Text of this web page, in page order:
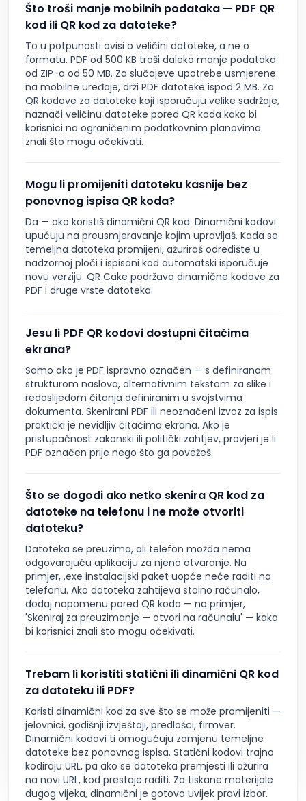
Što troši manje mobilnih podataka — PDF QR
kod ili QR kod za datoteke?
To u potpunosti ovisi o veličini datoteke, a ne o
formatu. PDF od 500 KB troši daleko manje podataka
od ZIP-a od 50 MB. Za slučajeve upotrebe usmjerene
na mobilne uređaje, drži PDF datoteke ispod 2 MB. Za
QR kodove za datoteke koji isporučuju velike sadržaje,
naznači veličinu datoteke pored QR koda kako bi
korisnici na ograničenim podatkovnim planovima
znali što mogu očekivati.
Mogu li promijeniti datoteku kasnije bez
ponovnog ispisa QR koda?
Da — ako koristiš dinamični QR kod. Dinamični kodovi
upućuju na preusmjeravanje kojim upravljaš. Kada se
temeljna datoteka promijeni, ažuriraš odredište u
nadzornoj ploči i ispisani kod automatski isporučuje
novu verziju. QR Cake podržava dinamične kodove za
PDF i druge vrste datoteka.
Jesu li PDF QR kodovi dostupni čitačima
ekrana?
Samo ako je PDF ispravno označen — s definiranom
strukturom naslova, alternativnim tekstom za slike i
redoslijedom čitanja definiranim u svojstvima
dokumenta. Skenirani PDF ili neoznačeni izvoz za ispis
praktički je nevidljiv čitačima ekrana. Ako je
pristupačnost zakonski ili politički zahtjev, provjeri je li
PDF označen prije nego što ga povežeš.
Što se dogodi ako netko skenira QR kod za
datoteke na telefonu i ne može otvoriti
datoteku?
Datoteka se preuzima, ali telefon možda nema
odgovarajuću aplikaciju za njeno otvaranje. Na
primjer, .exe instalacijski paket uopće neće raditi na
telefonu. Ako datoteka zahtijeva stolno računalo,
dodaj napomenu pored QR koda — na primjer,
'Skeniraj za preuzimanje — otvori na računalu' — kako
bi korisnici znali što mogu očekivati.
Trebam li koristiti statični ili dinamični QR kod
za datoteku ili PDF?
Koristi dinamični kod za sve što se može promijeniti —
jelovnici, godišnji izvještaji, predlošci, firmver.
Dinamični kodovi ti omogućuju zamjenu temeljne
datoteke bez ponovnog ispisa. Statični kodovi trajno
kodiraju URL, pa ako se datoteka premjesti ili ažurira
na novi URL, kod prestaje raditi. Za tiskane materijale
dugog vijeka, dinamični je gotovo uvijek pravi izbor.